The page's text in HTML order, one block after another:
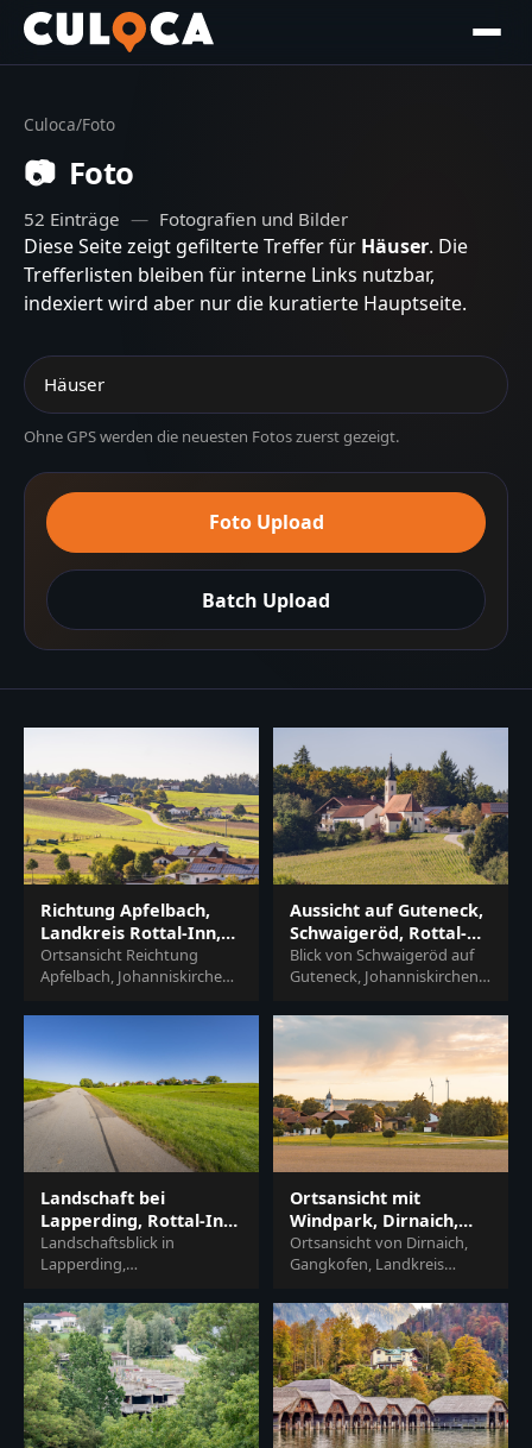
Culoca/Foto
📷 Foto
52 Einträge — Fotografien und Bilder
Diese Seite zeigt gefilterte Treffer für Häuser. Die
Trefferlisten bleiben für interne Links nutzbar,
indexiert wird aber nur die kuratierte Hauptseite.
Ohne GPS werden die neuesten Fotos zuerst gezeigt.
Foto Upload
Batch Upload
Richtung Apfelbach,
Landkreis Rottal-Inn,
Niederbayern
Ortsansicht Reichtung
Apfelbach, Johanniskirchen
Niederbayern. Ländliche
Szene mit Häusern, grü...
Aussicht auf Guteneck,
Schwaigeröd, Rottal-
Inn, Niederbayern
Blick von Schwaigeröd auf
Guteneck, Johanniskirchen,
Deutschland. Kirche und
Häuser sind von...
Landschaft bei
Lapperding, Rottal-Inn,
Niederbayern
Landschaftsblick in
Lapperding,
Niederbayern, Deutschland.
Grüne Wiesen, Straße und
Häuser...
Ortsansicht mit
Windpark, Dirnaich,
Rottal-Inn,
Niederbayern
Ortsansicht von Dirnaich,
Gangkofen, Landkreis
Ländliche Landschaft im
Holzland mit Häusern, F...